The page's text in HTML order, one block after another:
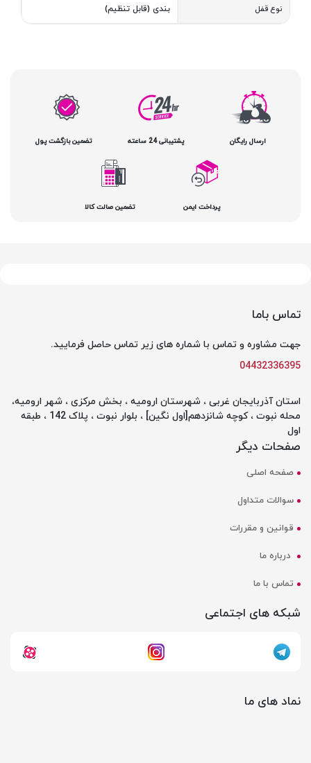
نوع قفل بندی (قابل تنظیم)
ارسال رایگان پشتیبانی 24 ساعته تضمین بازگشت پول
پرداخت ایمن تضمین صالت کالا
تماس باما
جهت مشاوره و تماس با شماره های زیر تماس حاصل فرمایید.
04432336395
استان آذربایجان غربی ، شهرستان ارومیه ، بخش مرکزی ، شهر ارومیه،
محله نبوت ، کوچه شانزدهم[اول نگین] ، بلوار نبوت ، پلاک 142 ، طبقه
اول
صفحات دیگر
صفحه اصلی
سوالات متداول
قوانین و مقررات
درباره ما
تماس با ما
شبکه های اجتماعی
نماد های ما